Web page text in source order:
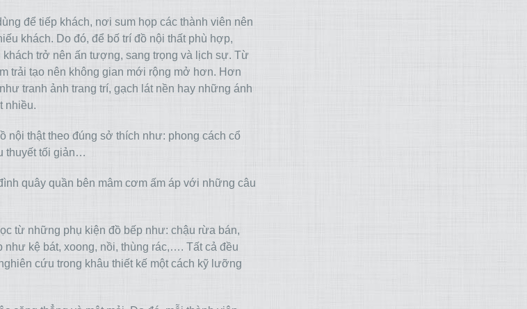
để tiếp khách, nơi sum họp các thành viên nên
khách. Do đó, để bố trí đồ nội thất phù hợp,
trở nên ấn tượng, sang trọng và lịch sự. Từ
trải tạo nên không gian mới rộng mở hơn. Hơn
tranh ảnh trang trí, gạch lát nền hay những ánh
nhiều.
nội thật theo đúng sở thích như: phong cách cổ
thuyết tối giản…
quây quần bên mâm cơm ấm áp với những câu
từ những phụ kiện đồ bếp như: chậu rừa bán,
kệ bát, xoong, nồi, thùng rác,…. Tất cả đều
cứu trong khâu thiết kế một cách kỹ lưỡng